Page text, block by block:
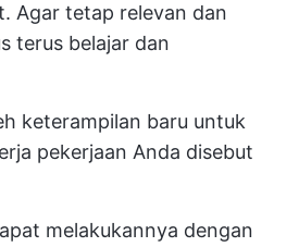
Agar tetap relevan dan
terus belajar dan
keterampilan baru untuk
pekerjaan Anda disebut
melakukannya dengan